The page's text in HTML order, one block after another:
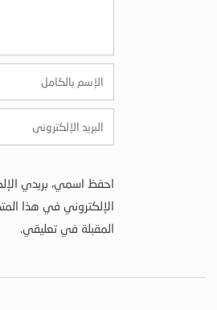
احفظ اسمي، بريدي
الإلكتروني في هذا
المقبلة في تعليقي.